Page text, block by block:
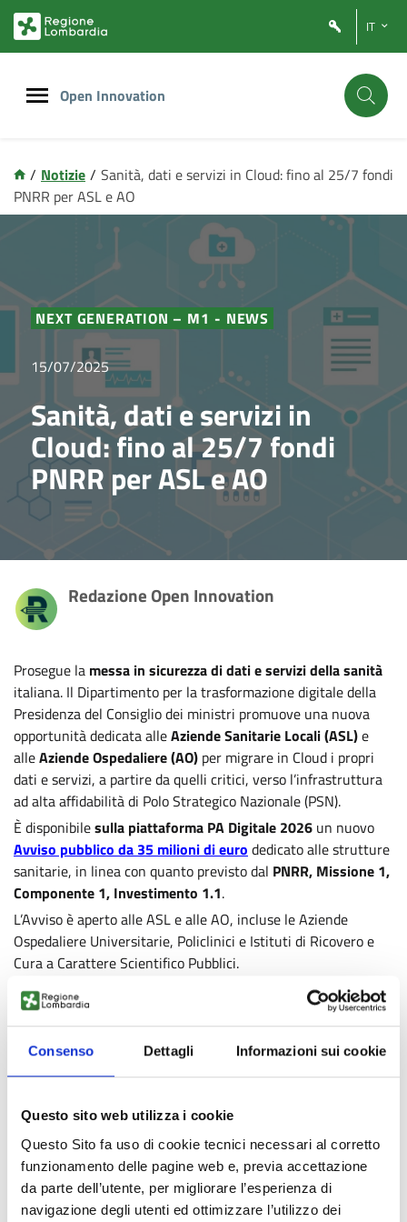
Consenso Dettagli Informazioni sui cookie
Questo sito web utilizza i cookie
Questo Sito fa uso di cookie tecnici necessari al corretto
funzionamento delle pagine web e, previa accettazione
da parte dell’utente, per migliorare l’esperienza di
navigazione degli utenti ed ottimizzare l’utilizzo dei
contenuto
footer
IT
Open Innovation
/ Notizie / Sanità, dati e servizi in Cloud: fino al 25/7 fondi
PNRR per ASL e AO
NEXT GENERATION – M1 - NEWS
15/07/2025
Sanità, dati e servizi in
Cloud: fino al 25/7 fondi
PNRR per ASL e AO
Redazione Open Innovation
Prosegue la messa in sicurezza di dati e servizi della sanità
italiana. Il Dipartimento per la trasformazione digitale della
Presidenza del Consiglio dei ministri promuove una nuova
opportunità dedicata alleAziende Sanitarie Locali (ASL)e
alleAziende Ospedaliere (AO) per migrare in Cloud i propri
dati e servizi, a partire da quelli critici, verso l’infrastruttura
ad alta affidabilità di Polo Strategico Nazionale (PSN).
È disponibilesulla piattaforma PA Digitale 2026 un nuovo
Avviso pubblico da 35 milioni di euro dedicato alle strutture
sanitarie, in linea con quanto previsto dal PNRR, Missione 1,
Componente 1, Investimento 1.1.
L’Avviso è aperto alle ASL e alle AO, incluse le Aziende
Ospedaliere Universitarie, Policlinici e Istituti di Ricovero e
Cura a Carattere Scientifico Pubblici.
Questi soggetti potranno usufruire dei fondi del PNRR per
migrare i propri sistemi, applicazioni e dati sull’infrastruttura
del PSN, in linea con quanto previsto dalla Strategia Cloud
Italia.
Non potranno aderire gli enti che sono già stati finanziati dal
dicembre 2022 oppure nell’ambito dell'avviso multimisura
ASL/AO (marzo 2023) con servizi a valere su PSN, al netto di
eventuali rinunce.
Il finanziamento, nella misura dell’importo forfettario
erogato in un’unica soluzione a seguito delle attività di